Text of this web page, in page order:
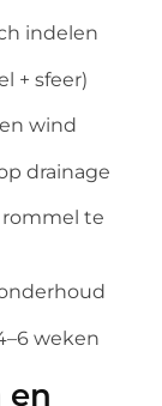
indelen
+ sfeer)
wind
drainage
te
weken
en